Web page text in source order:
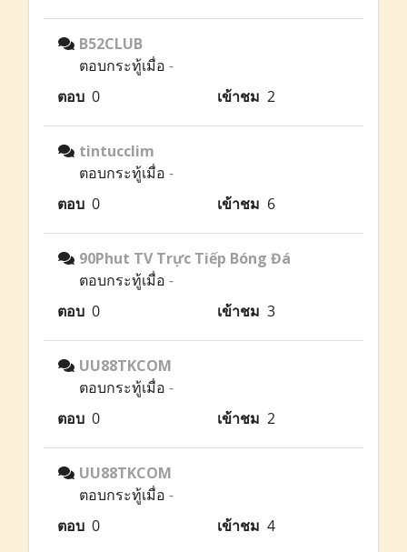
B52CLUB
ตอบกระทู้เมื่อ -
ตอบ 0 เข้าชม 2
tintucclim
ตอบกระทู้เมื่อ -
ตอบ 0 เข้าชม 6
90Phut TV Trực Tiếp Bóng Đá
ตอบกระทู้เมื่อ -
ตอบ 0 เข้าชม 3
UU88TKCOM
ตอบกระทู้เมื่อ -
ตอบ 0 เข้าชม 2
UU88TKCOM
ตอบกระทู้เมื่อ -
ตอบ 0 เข้าชม 4